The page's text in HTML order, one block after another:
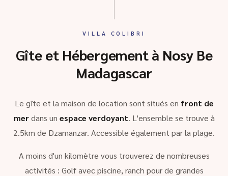
VILLA COLIBRI
Gîte et Hébergement à Nosy Be
Madagascar
Le gîte et la maison de location sont situés en front de
merdans un espace verdoyant. L'ensemble se trouve à
2.5km de Dzamanzar. Accessible également par la plage.
A moins d'un kilomètre vous trouverez de nombreuses
activités : Golf avec piscine, ranch pour de grandes